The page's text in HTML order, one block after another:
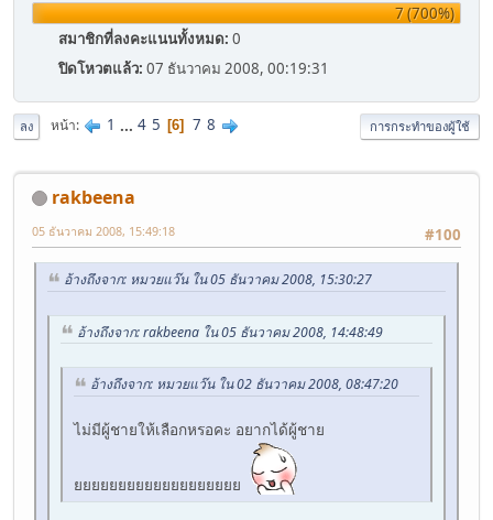
7 (700%)
สมาชิกที่ลงคะแนนทั้งหมด: 0
ปิดโหวตแล้ว: 07 ธันวาคม 2008, 00:19:31
ลง หน้า 1 ... 4 5 6 7 8 การกระทำของผู้ใช้
rakbeena
#100
05 ธันวาคม 2008, 15:49:18
อ้างถึงจาก: หมวยแว๊น ใน 05 ธันวาคม 2008, 15:30:27
อ้างถึงจาก: rakbeena ใน 05 ธันวาคม 2008, 14:48:49
อ้างถึงจาก: หมวยแว๊น ใน 02 ธันวาคม 2008, 08:47:20
ไม่มีผู้ชายให้เลือกหรอคะ อยากได้ผู้ชาย
ยยยยยยยยยยยยยยยยยยย